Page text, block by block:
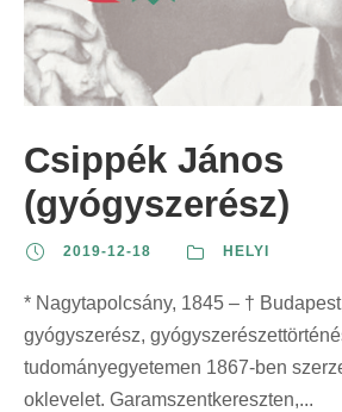
Csippék János
(gyógyszerész)
2019-12-18 HELYI
* Nagytapolcsány, 1845 – †
gyógyszerész,
tudományegyetemen 1867-ben
oklevelet. Garamszentkereszten,...